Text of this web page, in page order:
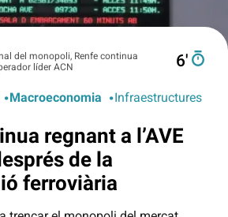
del monopoli, Renfe continua
líder ACN
6′
Macroeconomia Infraestructures
regnant a l’AVE
de la
ferroviària